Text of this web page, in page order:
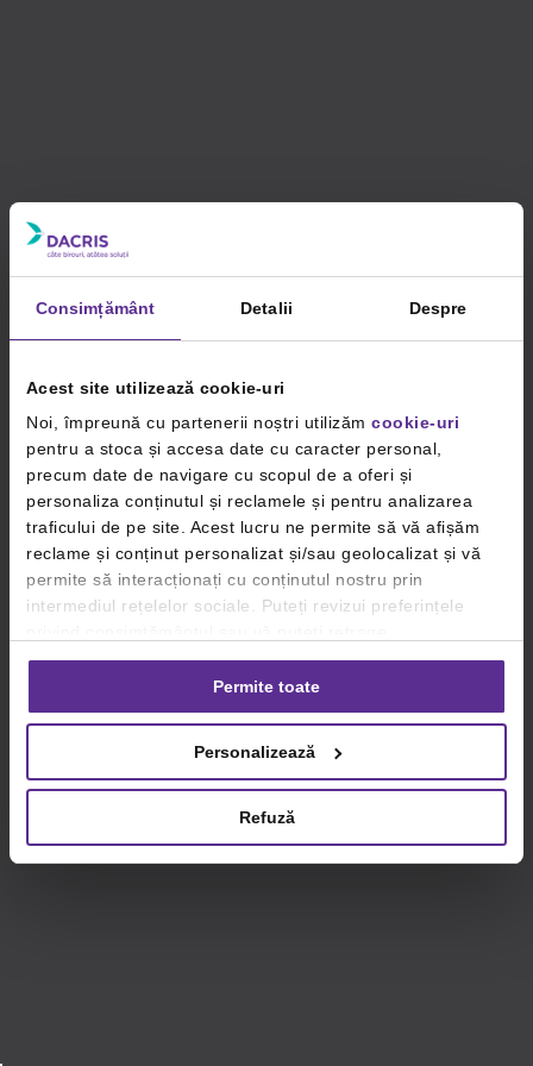
Consimțământ Detalii Despre
Acest site utilizează cookie-uri
Noi, împreună cu partenerii noștri utilizăm cookie-uri
pentru a stoca și accesa date cu caracter personal,
precum date de navigare cu scopul de a oferi și
personaliza conținutul și reclamele și pentru analizarea
traficului de pe site. Acest lucru ne permite să vă afișăm
reclame și conținut personalizat și/sau geolocalizat și vă
permite să interacționați cu conținutul nostru prin
intermediul rețelelor sociale. Puteți revizui preferințele
consimțământul oricând, făcând click pe linkul către
setările dvs. de cookie-uri.
privind utilizarea modulelor cookie.Detalii
Permite toate
Personalizează
Refuză